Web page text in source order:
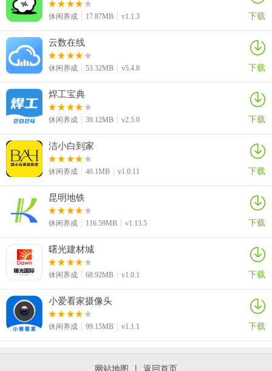
1、守
妖兽守更倾向于辅助守，冥界守的核心是黑童子，三星之后很能抗。3
冥界守搭配2自然巫，可以在前中期横着走一段时间了。
出，面对这样的情况小编一般会在前期就2武士：镰鼬和狗子牵制，中
后期换2大妖侍。小编曾经也想过用术的持续伤害来破，但收效胜微。
大妖侍和武士侍，都是增伤的，对后期6守、回血流这种组合还有奇效
的。其次，传统一点的话，分为3/6/9侍，9侍就是个弟弟，天生挨
打。3侍的情况下，中后期小编个人推荐般若+镰鼬+狗子。6侍的话，
大妖侍2+武士侍2+两面佛+般若，两面佛和般若都可以算是必拿的
侍。
侍做为近战战士，前中期很猛，后期的战士就属两面佛和般若比较难
处理，又肉又回血又杀不掉。但说句实在话后期侍基本用于配特性
了，很少有人为了那么点护甲特意配3个侍。所以还是偏向无解，只有
3、巫
巫在这个版本确实没什么用，一般只有用荒组神明buff，群攻给前排
后期2个自然巫去打控制，2自然巫+荒凑出的神明buff，3巫可以打打
休闲养成 17.87MB v1.1.3 下载
云数在线
休闲养成 53.32MB v5.4.8 下载
焊工宝典
休闲养成 39.12MB v2.5.0 下载
洁小白到家
休闲养成 46.1MB v1.0.11 下载
昆明地铁
休闲养成 116.59MB v1.13.5 下载
曙光建材城
休闲养成 68.92MB v1.0.1 下载
小爱看家摄像头
休闲养成 99.15MB v1.1.1 下载
网站地图 | 返回首页